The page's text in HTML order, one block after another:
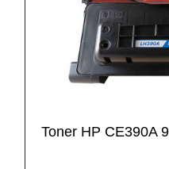
Toner HP CE390A